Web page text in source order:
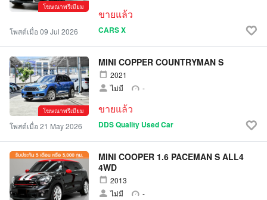
โฆษณาพรีเมียม
ขายแล้ว
โพสต์เมื่อ 09 Jul 2026 CARS X
โฆษณาพรีเมียม
MINI COPPER COUNTRYMAN S
2021
ไม่มี
-
ขายแล้ว
โพสต์เมื่อ 21 May 2026 DDS Quality Used Car
MINI COOPER 1.6 PACEMAN S ALL4
4WD
2013
ไม่มี
-